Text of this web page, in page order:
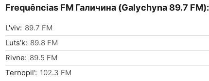
Frequências FM Галичина (Galychyna 89.7 FM):
L'viv: 89.7 FM
Luts’k: 89.8 FM
Rivne: 89.5 FM
Ternopil’: 102.3 FM